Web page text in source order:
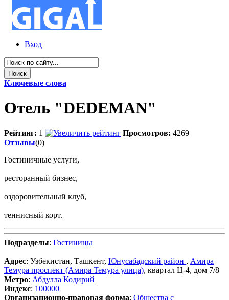
Вход
Ключевые слова
Отель "DEDEMAN"
Рейтинг: 1 Просмотров: 4269
Отзывы(0)
Гостиничные услуги,
ресторанный бизнес,
оздоровительный клуб,
теннисный корт.
Подразделы: Гостиницы
Адрес: Узбекистан, Ташкент, Юнусабадский район , Амира
Темура проспект (Амира Темура улица), квартал Ц-4, дом 7/8
Метро: Абдулла Кодирий
Индекс: 100000
Организационно-правовая форма: Общества с